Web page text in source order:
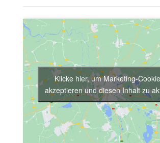
Klicke hier, um Marketing-
akzeptieren und diesen Inhalt zu